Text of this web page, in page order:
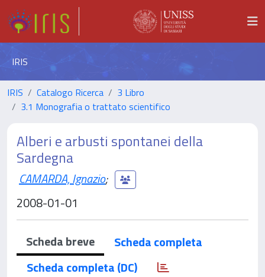
IRIS
IRIS Catalogo Ricerca
3 Libro
3.1 Monografia o trattato scientifico
Alberi e arbusti spontanei della
Sardegna
CAMARDA, Ignazio;
2008-01-01
Scheda breve
Scheda completa
Scheda completa (DC)